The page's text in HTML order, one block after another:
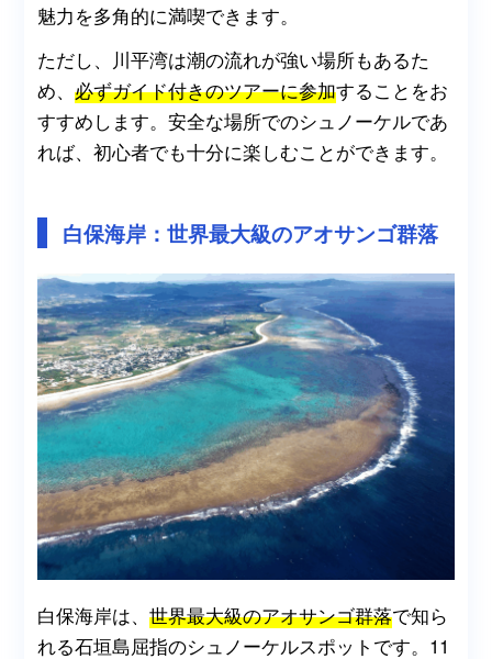
魅力を多角的に満喫できます。
ただし、川平湾は潮の流れが強い場所もあるた
め、必ずガイド付きのツアーに参加することをお
すすめします。安全な場所でのシュノーケルであ
れば、初心者でも十分に楽しむことができます。
白保海岸：世界最大級のアオサンゴ群落
白保海岸は、世界最大級のアオサンゴ群落で知ら
れる石垣島屈指のシュノーケルスポットです。11